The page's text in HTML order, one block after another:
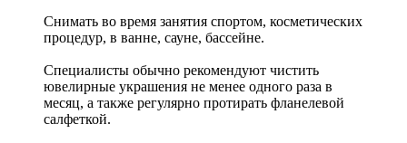
Снимать во время занятия спортом, косметических
процедур, в ванне, сауне, бассейне.
Специалисты обычно рекомендуют чистить
ювелирные украшения не менее одного раза в
месяц, а также регулярно протирать фланелевой
салфеткой.